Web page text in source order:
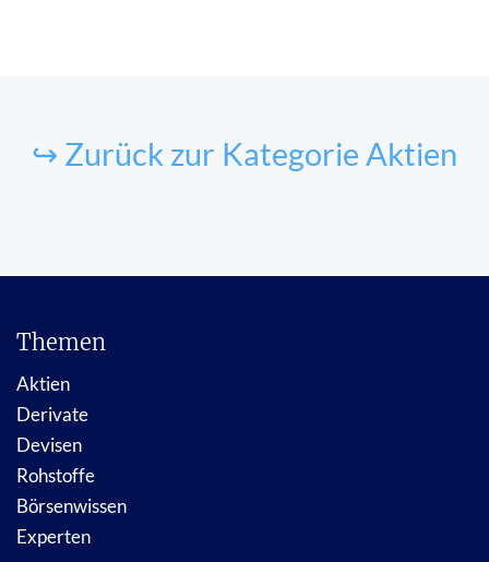
↪ Zurück zur Kategorie Aktien
Themen
Aktien
Derivate
Devisen
Rohstoffe
Börsenwissen
Experten